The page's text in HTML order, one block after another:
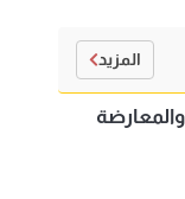
المزيد